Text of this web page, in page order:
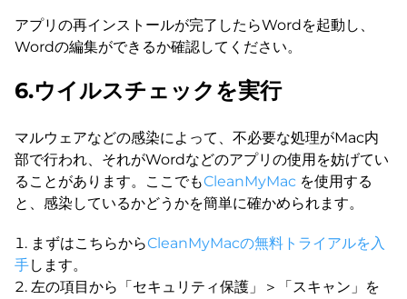
アプリの再インストールが完了したらWordを起動し、
Wordの編集ができるか確認してください。
6.ウイルスチェックを実行
マルウェアなどの感染によって、不必要な処理がMac内
部で行われ、それがWordなどのアプリの使用を妨げてい
ることがあります。ここでもCleanMyMac を使用する
と、感染しているかどうかを簡単に確かめられます。
まずはこちらからCleanMyMacの無料トライアルを入
手します。
左の項目から「セキュリティ保護」＞「スキャン」を